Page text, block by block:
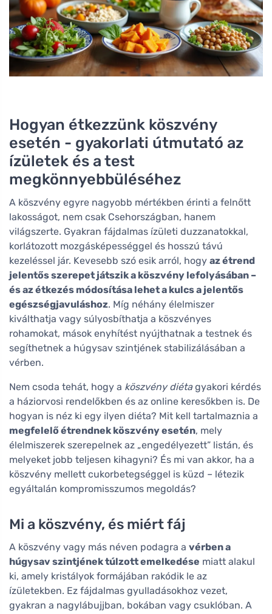
Hogyan étkezzünk köszvény
esetén - gyakorlati útmutató az
ízületek és a test
megkönnyebbüléséhez
A köszvény egyre nagyobb mértékben érinti a felnőtt
lakosságot, nem csak Csehországban, hanem
világszerte. Gyakran fájdalmas ízületi duzzanatokkal,
korlátozott mozgásképességgel és hosszú távú
kezeléssel jár. Kevesebb szó esik arról, hogy az étrend
jelentős szerepet játszik a köszvény lefolyásában –
és az étkezés módosítása lehet a kulcs a jelentős
egészségjavuláshoz. Míg néhány élelmiszer
kiválthatja vagy súlyosbíthatja a köszvényes
rohamokat, mások enyhítést nyújthatnak a testnek és
segíthetnek a húgysav szintjének stabilizálásában a
vérben.
Nem csoda tehát, hogy a köszvény diétagyakori kérdés
a háziorvosi rendelőkben és az online keresőkben is. De
hogyan is néz ki egy ilyen diéta? Mit kell tartalmaznia a
megfelelő étrendnek köszvény esetén, mely
élelmiszerek szerepelnek az „engedélyezett” listán, és
melyeket jobb teljesen kihagyni? És mi van akkor, ha a
köszvény mellett cukorbetegséggel is küzd – létezik
egyáltalán kompromisszumos megoldás?
Mi a köszvény, és miért fáj
A köszvény vagy más néven podagra a vérben a
húgysav szintjének túlzott emelkedése miatt alakul
ki, amely kristályok formájában rakódik le az
ízületekben. Ez fájdalmas gyulladásokhoz vezet,
gyakran a nagylábujjban, bokában vagy csuklóban. A